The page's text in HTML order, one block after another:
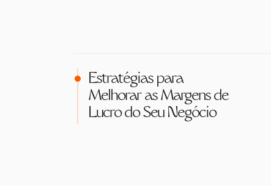
Estratégias para
Melhorar as Margens de
Lucro do Seu Negócio